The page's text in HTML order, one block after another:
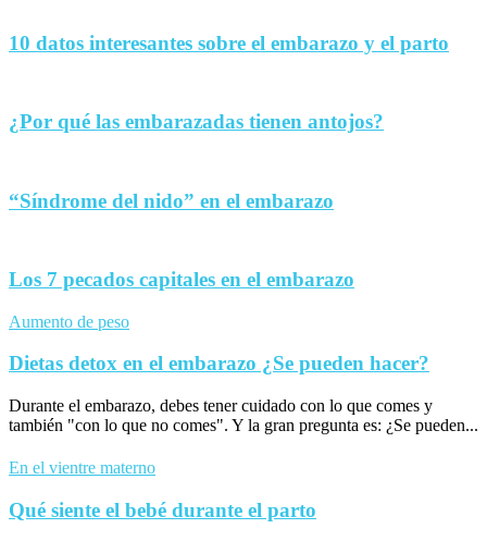
10 datos interesantes sobre el embarazo y el parto
¿Por qué las embarazadas tienen antojos?
“Síndrome del nido” en el embarazo
Los 7 pecados capitales en el embarazo
Aumento de peso
Dietas detox en el embarazo ¿Se pueden hacer?
Durante el embarazo, debes tener cuidado con lo que comes y
también "con lo que no comes". Y la gran pregunta es: ¿Se pueden...
En el vientre materno
Qué siente el bebé durante el parto